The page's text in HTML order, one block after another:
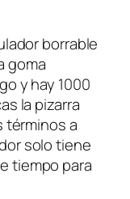
borrable
goma
y hay 1000
la pizarra
términos a
solo tiene
tiempo para